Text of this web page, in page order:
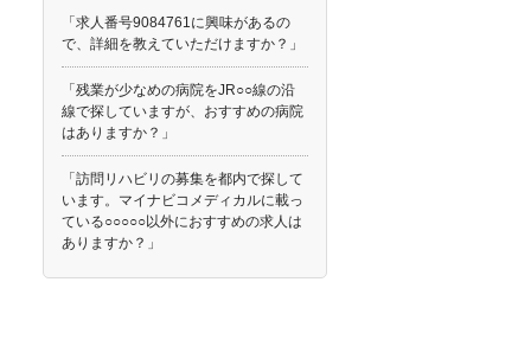
「求人番号9084761に興味があるの
で、詳細を教えていただけますか？」
「残業が少なめの病院をJR○○線の沿
線で探していますが、おすすめの病院
はありますか？」
「訪問リハビリの募集を都内で探して
います。マイナビコメディカルに載っ
ている○○○○○以外におすすめの求人は
ありますか？」